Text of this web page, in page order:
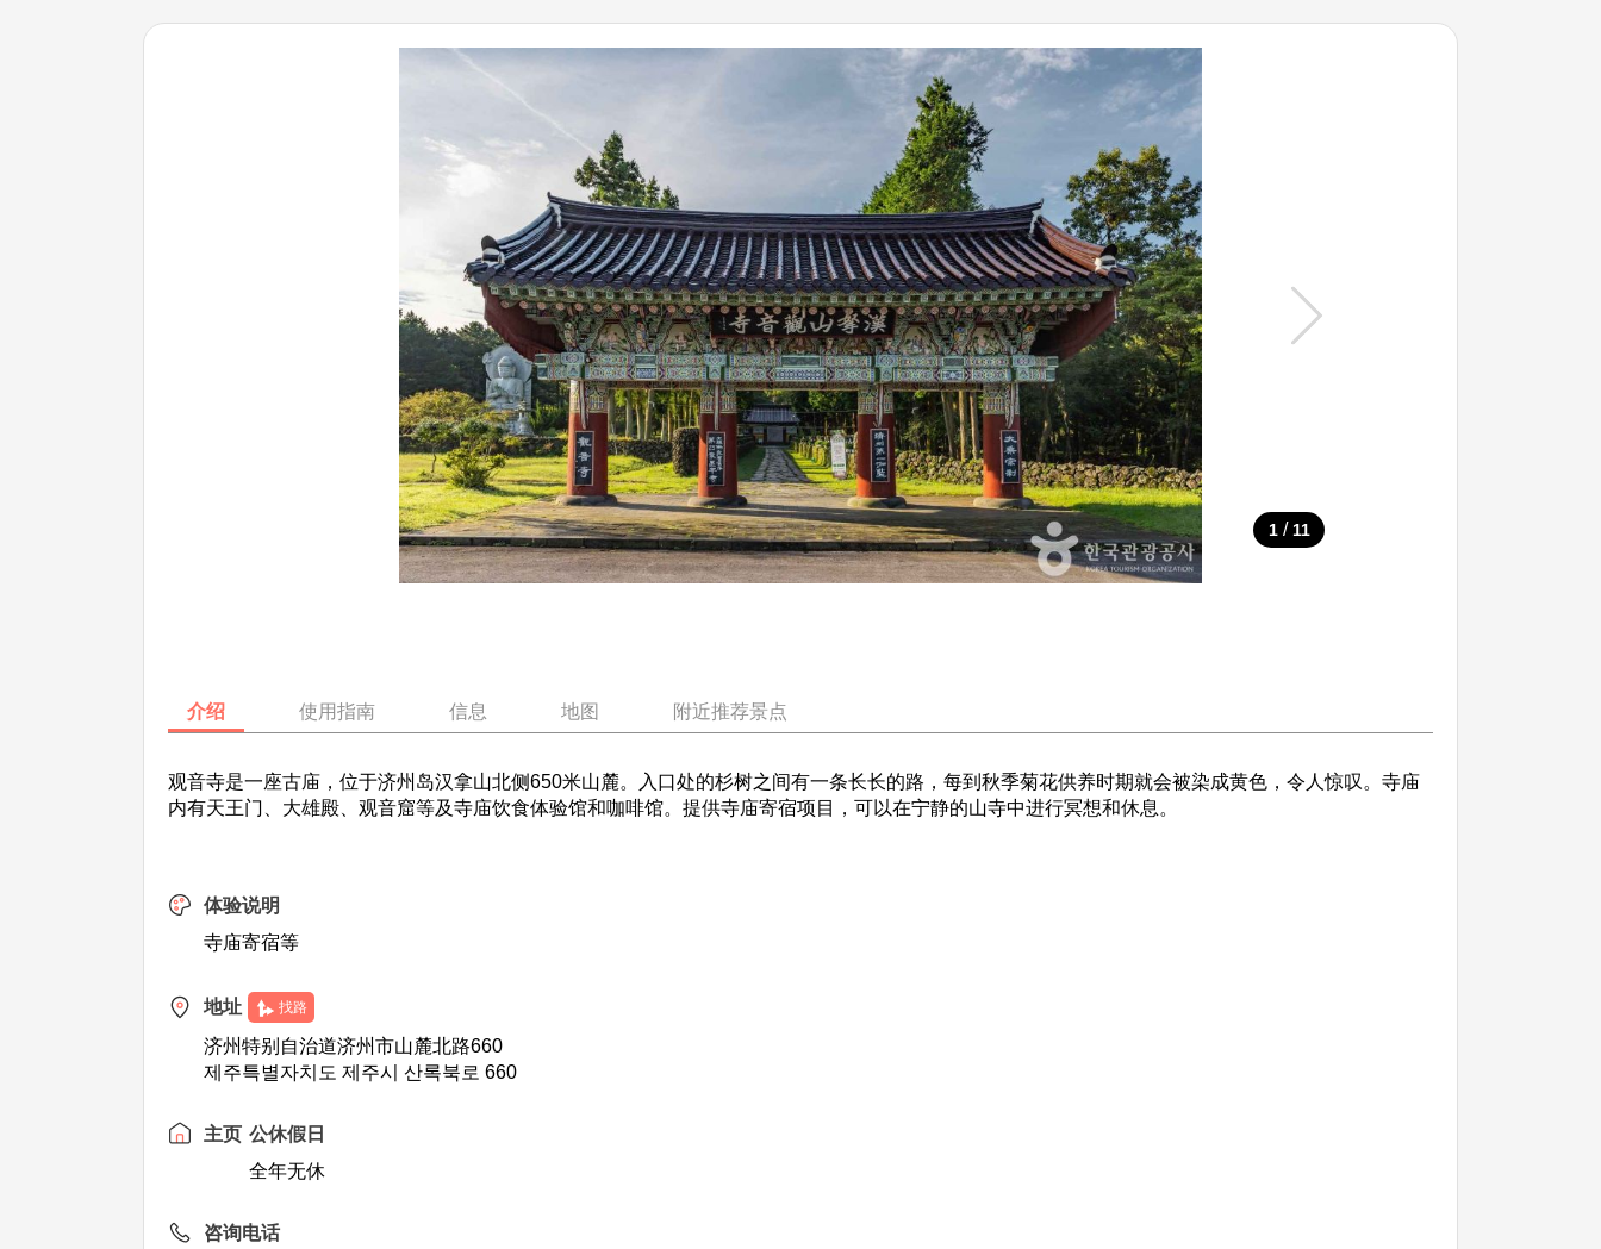
1 / 11
介绍 使用指南 信息 地图 附近推荐景点
观音寺是一座古庙，位于济州岛汉拿山北侧650米山麓。入口处的杉树之间有一条长长的路，每到秋季菊花供养时期就会被染成黄色，令人惊叹。寺庙
内有天王门、大雄殿、观音窟等及寺庙饮食体验馆和咖啡馆。提供寺庙寄宿项目，可以在宁静的山寺中进行冥想和休息。
体验说明
寺庙寄宿等
地址 找路
济州特别自治道济州市山麓北路660
제주특별자치도 제주시 산록북로 660
主页 公休假日
全年无休
咨询电话